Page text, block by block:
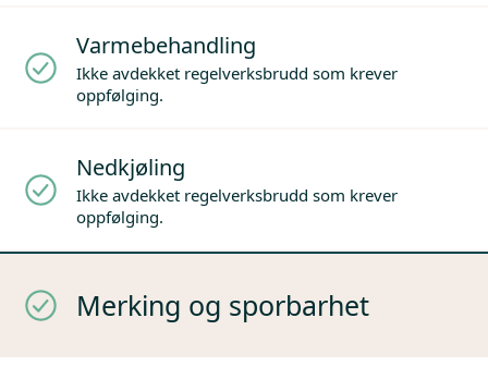
Varmebehandling
Ikke avdekket regelverksbrudd som krever
oppfølging.
Nedkjøling
Ikke avdekket regelverksbrudd som krever
oppfølging.
Merking og sporbarhet